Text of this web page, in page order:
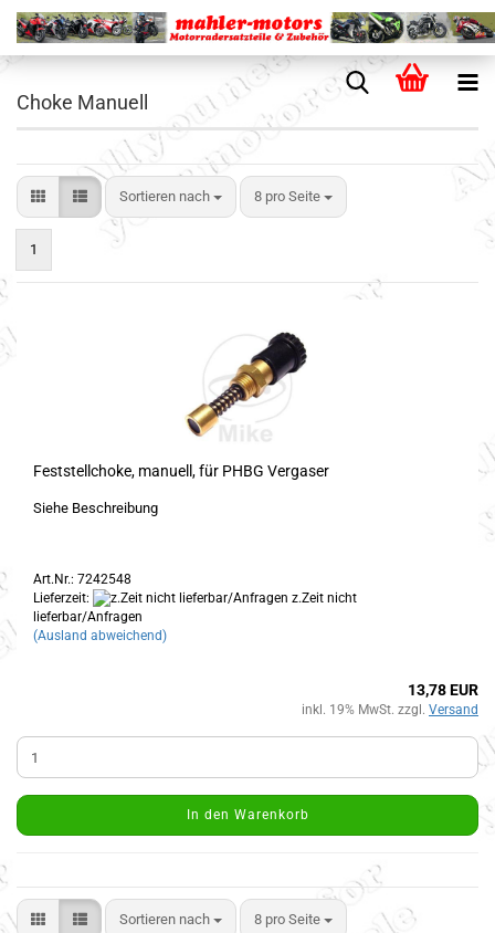
Choke Manuell
Sortieren nach 8 pro Seite
1
Feststellchoke, manuell, für PHBG Vergaser
Siehe Beschreibung
Art.Nr.: 7242548
Lieferzeit:
z.Zeit nicht
lieferbar/Anfragen
(Ausland abweichend)
13,78 EUR
inkl. 19% MwSt. zzgl. Versand
In den Warenkorb
Sortieren nach 8 pro Seite